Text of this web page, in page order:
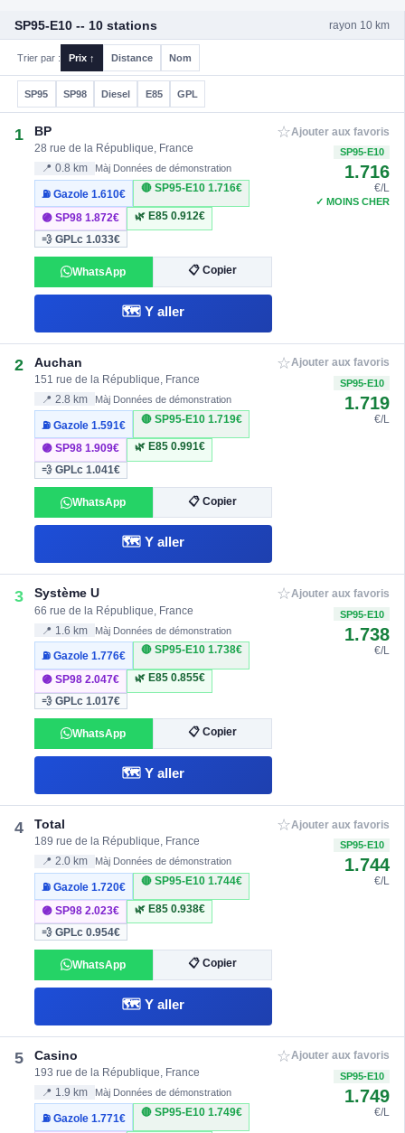
SP95-E10 -- 10 stations rayon 10 km
Trier par : Prix ↑ Distance Nom
SP95 SP98 Diesel E85 GPL
1 BP
28 rue de la République, France
📍 0.8 km Màj Données de démonstration
⛽ Gazole1.610€
🔴 SP95-E10 1.716€
🟣 SP981.872€ 🌿 E85 0.912€
💨 GPLc1.033€
WhatsApp 📋 Copier
🗺️ Y aller
☆Ajouter aux favoris
SP95-E10
1.716
€/L
✓ MOINS CHER
2 Auchan
151 rue de la République, France
📍 2.8 km Màj Données de démonstration
⛽ Gazole1.591€
🔴 SP95-E10 1.719€
🟣 SP981.909€ 🌿 E85 0.991€
💨 GPLc1.041€
WhatsApp 📋 Copier
🗺️ Y aller
☆Ajouter aux favoris
SP95-E10
1.719
€/L
3 Système U
66 rue de la République, France
📍 1.6 km Màj Données de démonstration
⛽ Gazole1.776€
🔴 SP95-E10 1.738€
🟣 SP982.047€ 🌿 E85 0.855€
💨 GPLc1.017€
WhatsApp 📋 Copier
🗺️ Y aller
☆Ajouter aux favoris
SP95-E10
1.738
€/L
4 Total
189 rue de la République, France
📍 2.0 km Màj Données de démonstration
⛽ Gazole1.720€
🔴 SP95-E10 1.744€
🟣 SP982.023€ 🌿 E85 0.938€
💨 GPLc0.954€
WhatsApp 📋 Copier
🗺️ Y aller
☆Ajouter aux favoris
SP95-E10
1.744
€/L
5 Casino
193 rue de la République, France
📍 1.9 km Màj Données de démonstration
⛽ Gazole1.771€
🔴 SP95-E10 1.749€
☆Ajouter aux favoris
SP95-E10
1.749
€/L